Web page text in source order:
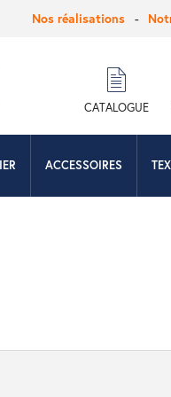
Nos réalisations
CATALOGUE
ACCESSOIRES